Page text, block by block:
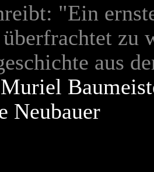
"Ein
zu
aus
Muriel
Neubauer